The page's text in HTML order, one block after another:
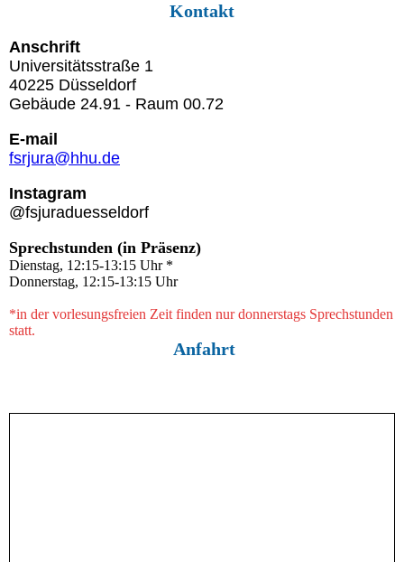
Kontakt
Anschrift
Universitätsstraße 1
40225 Düsseldorf
Gebäude 24.91 - Raum 00.72
E-mail
fsrjura@hhu.de
Instagram
@fsjuraduesseldorf
Sprechstunden (in Präsenz)
Dienstag, 12:15-13:15 Uhr *
Donnerstag, 12:15-13:15 Uhr
*in der vorlesungsfreien Zeit finden nur donnerstags Sprechstunden
statt.
Anfahrt